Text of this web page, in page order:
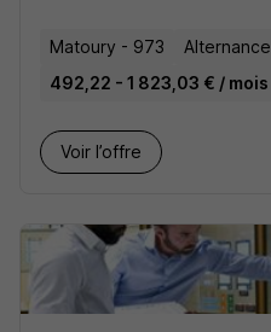
Matoury - 973
Alternance
492,22 - 1 823,03 € / mois
Voir l’offre